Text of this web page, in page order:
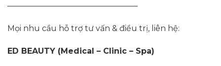
————————————————–
Mọi nhu cầu hỗ trợ tư vấn & điều trị, liên hệ:
ED BEAUTY (Medical – Clinic – Spa)